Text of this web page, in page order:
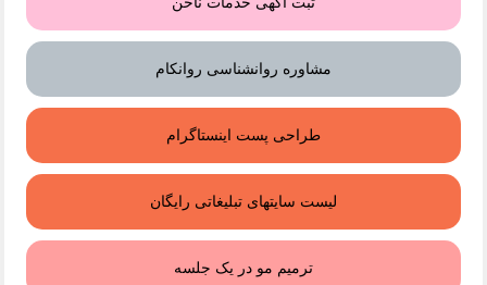
مشاوره روانشناسی روانکام
طراحی پست اینستاگرام
لیست سایتهای تبلیغاتی رایگان
ترمیم مو در یک جلسه